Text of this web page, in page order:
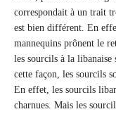
correspondait à un trait
est bien différent. En
mannequins prônent le
les sourcils à la libanaise
cette façon, les sourcils
En effet, les sourcils
charnues. Mais les